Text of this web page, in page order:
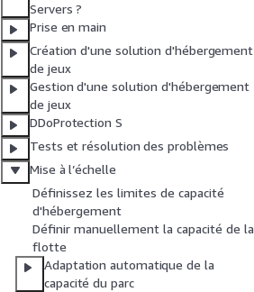
Servers ?
Prise en main
Création d'une solution d'hébergement
de jeux
Gestion d'une solution d'hébergement
de jeux
DDoProtection S
Tests et résolution des problèmes
Mise à l’échelle
Définissez les limites de capacité
d'hébergement
Définir manuellement la capacité de la
flotte
Adaptation automatique de la
capacité du parc